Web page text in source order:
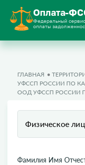
Оплата-
Федеральный
оплаты
ГЛАВНАЯ
УФССП РОССИИ ПО
ООД УФССП РОССИИ
Физическое
Фамилия Имя